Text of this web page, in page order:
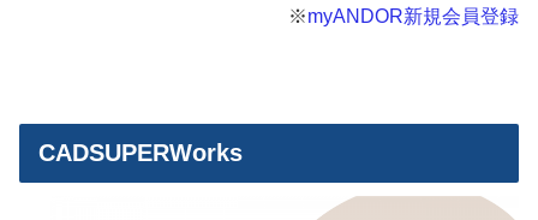
※myANDOR新規会員登録
CADSUPERWorks